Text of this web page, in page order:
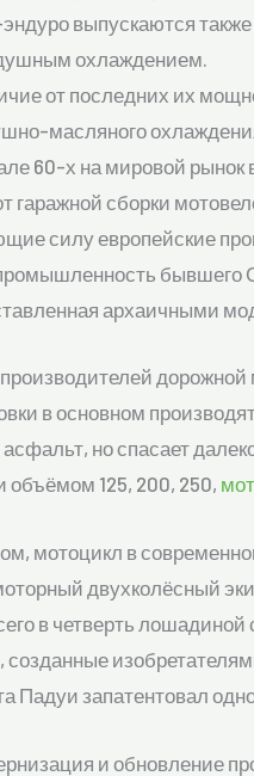
выпускаются
охлаждением.
от последних их
масляного
60-х на мировой рынок
гаражной сборки
силу европейские
бывшего
архаичными
в основном
но спасает
объёмом 125, 200, 250,
мотоцикл в
двухколёсный
в четверть
созданные
Падуи запатентовал
и обновление